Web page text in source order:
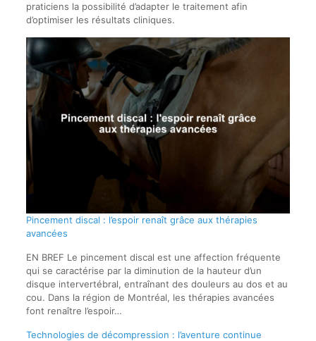
praticiens la possibilité d’adapter le traitement afin
d’optimiser les résultats cliniques.
Pincement discal : l’espoir renaît grâce aux thérapies
avancées
EN BREF Le pincement discal est une affection fréquente
qui se caractérise par la diminution de la hauteur d’un
disque intervertébral, entraînant des douleurs au dos et au
cou. Dans la région de Montréal, les thérapies avancées
font renaître l’espoir…
Technologies de décompression : l’aventure continue